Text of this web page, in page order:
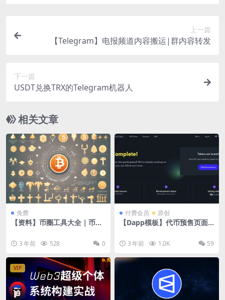
上一篇
【Telegram】电报频道内容搬运|群内容转发
下一篇
USDT兑换TRX的Telegram机器人
相关文章
免费
【资料】币圈工具大全｜币圈
3 年前 528 0
付费会员 原创
【Dapp模板】代币预售页面
页面
3 年前 1.0K 59
VIP